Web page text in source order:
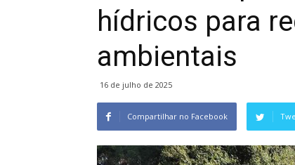
hídricos para
ambientais
16 de julho de 2025
Compartilhar no Facebook